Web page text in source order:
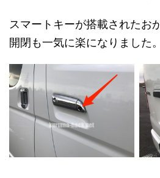
スマートキーが搭載されたお
開閉も一気に楽になりました。